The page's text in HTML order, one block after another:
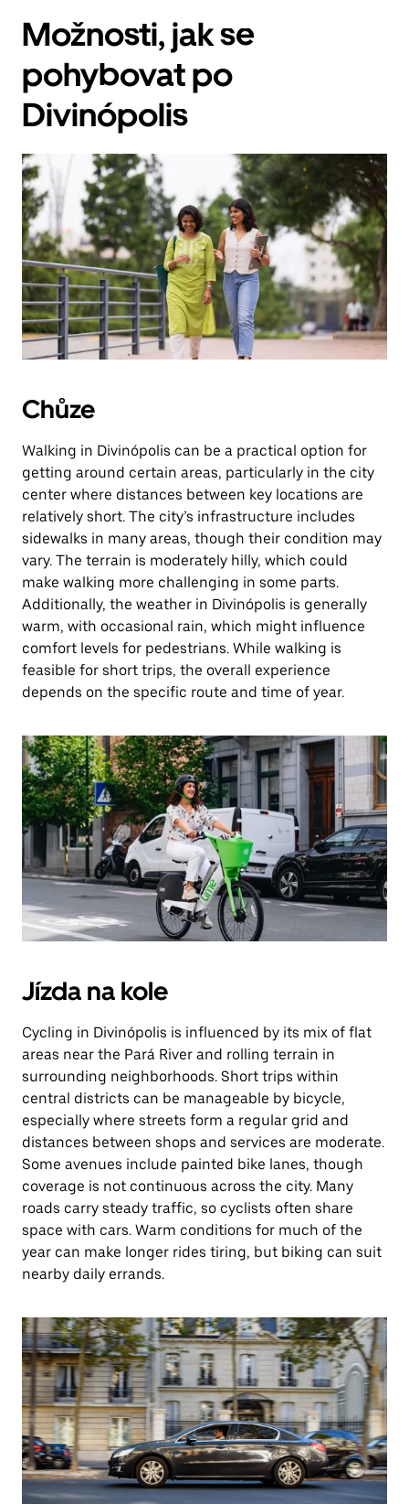
Možnosti, jak se
pohybovat po
Divinópolis
Chůze
Walking in Divinópolis can be a practical option for
getting around certain areas, particularly in the city
center where distances between key locations are
relatively short. The city’s infrastructure includes
sidewalks in many areas, though their condition may
vary. The terrain is moderately hilly, which could
make walking more challenging in some parts.
Additionally, the weather in Divinópolis is generally
warm, with occasional rain, which might influence
comfort levels for pedestrians. While walking is
feasible for short trips, the overall experience
depends on the specific route and time of year.
Jízda na kole
Cycling in Divinópolis is influenced by its mix of flat
areas near the Pará River and rolling terrain in
surrounding neighborhoods. Short trips within
central districts can be manageable by bicycle,
especially where streets form a regular grid and
distances between shops and services are moderate.
Some avenues include painted bike lanes, though
coverage is not continuous across the city. Many
roads carry steady traffic, so cyclists often share
space with cars. Warm conditions for much of the
year can make longer rides tiring, but biking can suit
nearby daily errands.